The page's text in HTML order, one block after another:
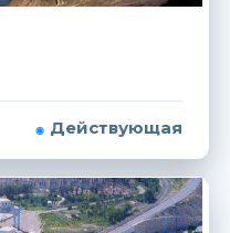
Действующая